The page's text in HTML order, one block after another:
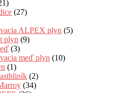
(27)
ALPEX plyn (5)
plyn (9)
(3)
meď plyn (10)
(1)
(2)
(34)